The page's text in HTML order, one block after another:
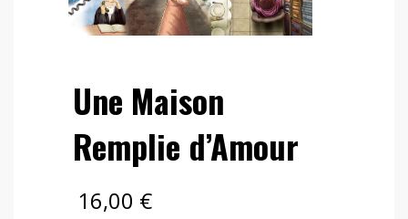
Une Maison
Remplie d’Amour
16,00 €